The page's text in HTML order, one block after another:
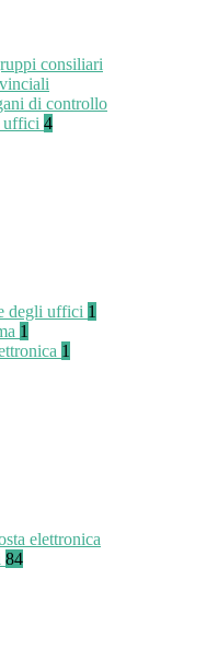
consiliari
di controllo
uffici 4
degli uffici 1
1
1
elettronica
84